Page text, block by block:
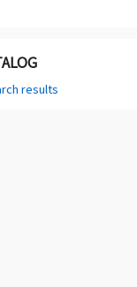
results